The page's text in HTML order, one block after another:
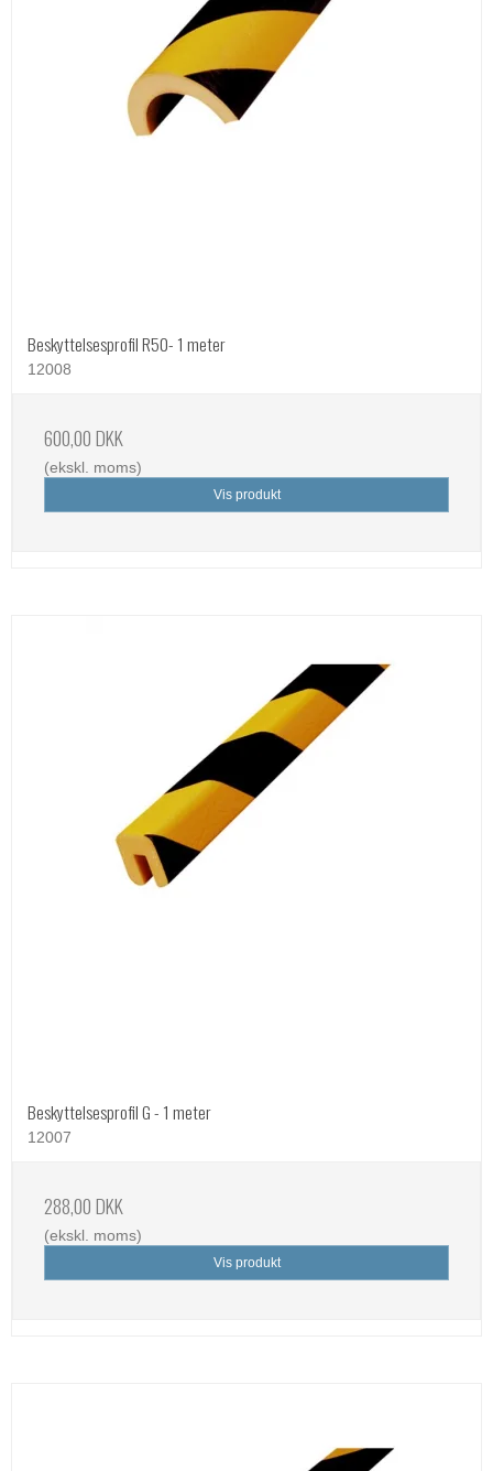
Beskyttelsesprofil R50- 1 meter
12008
600,00 DKK
(ekskl. moms)
Vis produkt
Beskyttelsesprofil G - 1 meter
12007
288,00 DKK
(ekskl. moms)
Vis produkt